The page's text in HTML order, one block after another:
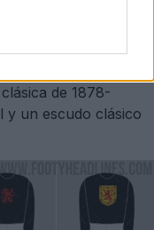
de 1878-
un escudo clásico